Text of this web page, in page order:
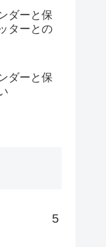
ダーと保
ターとの
ダーと保
5